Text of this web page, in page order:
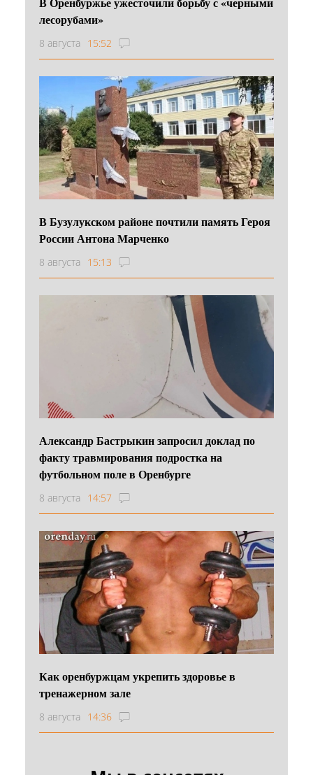
лесорубами»
8 августа 15:52
В Бузулукском районе почтили память Героя
России Антона Марченко
8 августа 15:13
Александр Бастрыкин запросил доклад по
факту травмирования подростка на
футбольном поле в Оренбурге
8 августа 14:57
Как оренбуржцам укрепить здоровье в
тренажерном зале
8 августа 14:36